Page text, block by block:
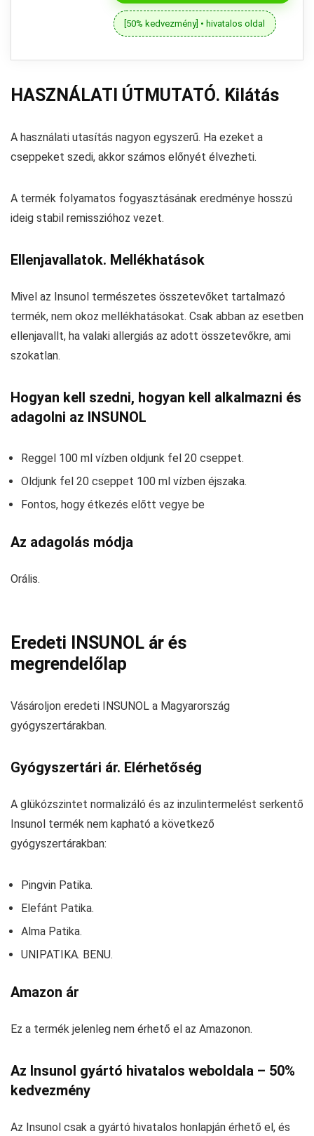
[50% kedvezmény] • hivatalos oldal
HASZNÁLATI ÚTMUTATÓ. Kilátás
A használati utasítás nagyon egyszerű. Ha ezeket a
cseppeket szedi, akkor számos előnyét élvezheti.
A termék folyamatos fogyasztásának eredménye hosszú
ideig stabil remisszióhoz vezet.
Ellenjavallatok. Mellékhatások
Mivel az Insunol természetes összetevőket tartalmazó
termék, nem okoz mellékhatásokat. Csak abban az esetben
ellenjavallt, ha valaki allergiás az adott összetevőkre, ami
szokatlan.
Hogyan kell szedni, hogyan kell alkalmazni és
adagolni az INSUNOL
Reggel 100 ml vízben oldjunk fel 20 cseppet.
Oldjunk fel 20 cseppet 100 ml vízben éjszaka.
Fontos, hogy étkezés előtt vegye be
Az adagolás módja
Orális.
Eredeti INSUNOL ár és
megrendelőlap
Vásároljon eredeti INSUNOL a Magyarország
gyógyszertárakban.
Gyógyszertári ár. Elérhetőség
A glükózszintet normalizáló és az inzulintermelést serkentő
Insunol termék nem kapható a következő
gyógyszertárakban:
Pingvin Patika.
Elefánt Patika.
Alma Patika.
UNIPATIKA. BENU.
Amazon ár
Ez a termék jelenleg nem érhető el az Amazonon.
Az Insunol gyártó hivatalos weboldala – 50%
kedvezmény
Az Insunol csak a gyártó hivatalos honlapján érhető el, és